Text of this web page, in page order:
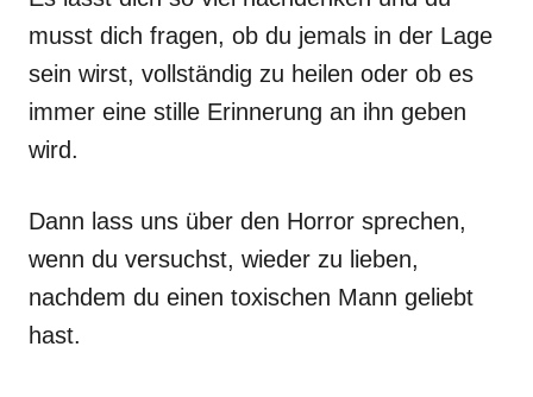
musst dich fragen, ob du jemals in der Lage
sein wirst, vollständig zu heilen oder ob es
immer eine stille Erinnerung an ihn geben
wird.
Dann lass uns über den Horror sprechen,
wenn du versuchst, wieder zu lieben,
nachdem du einen toxischen Mann geliebt
hast.